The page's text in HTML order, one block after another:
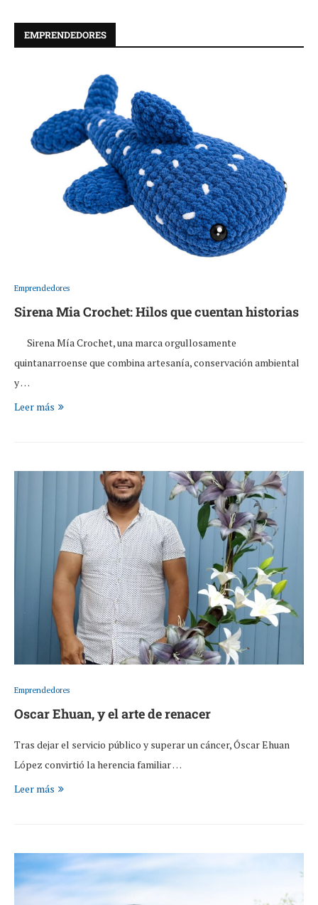
EMPRENDEDORES
Emprendedores
Sirena Mia Crochet: Hilos que cuentan historias
Sirena Mía Crochet, una marca orgullosamente
quintanarroense que combina artesanía, conservación ambiental
y …
Leer más
Emprendedores
Oscar Ehuan, y el arte de renacer
Tras dejar el servicio público y superar un cáncer, Óscar Ehuan
López convirtió la herencia familiar …
Leer más